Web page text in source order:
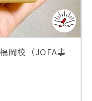
岡校（JOFA事